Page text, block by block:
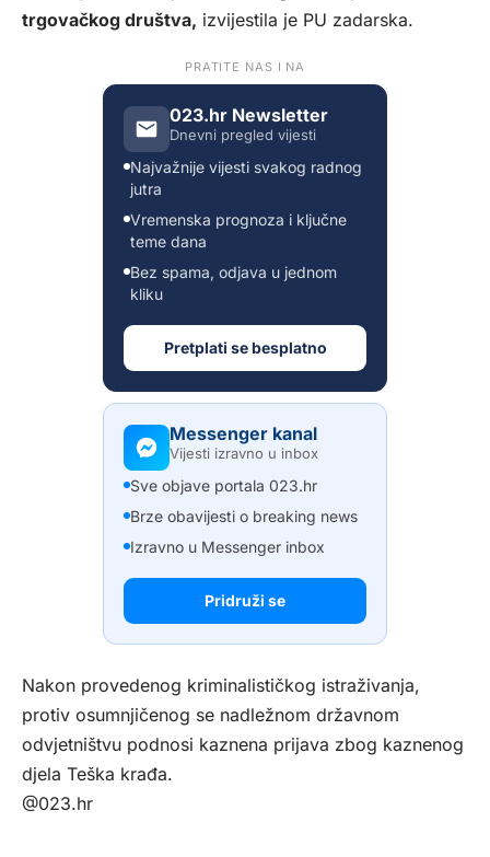
trgovačkog društva, izvijestila je PU zadarska.
PRATITE NAS I NA
023.hr Newsletter
Dnevni pregled vijesti
Najvažnije vijesti svakog radnog
jutra
Vremenska prognoza i ključne
teme dana
Bez spama, odjava u jednom
kliku
Pretplati se besplatno
Messenger kanal
Vijesti izravno u inbox
Sve objave portala 023.hr
Brze obavijesti o breaking news
Izravno u Messenger inbox
Pridruži se
Nakon provedenog kriminalističkog istraživanja,
protiv osumnjičenog se nadležnom državnom
odvjetništvu podnosi kaznena prijava zbog kaznenog
djela Teška krađa.
@023.hr